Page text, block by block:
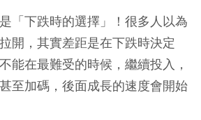
「下跌時的選擇」！很多人以為
開，其實差距是在下跌時決定
能在最難受的時候，繼續投入，
至加碼，後面成長的速度會開始